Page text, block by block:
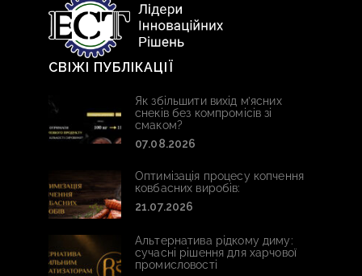
СВІЖІ ПУБЛІКАЦІЇ
Як збільшити вихід м’ясних
снеків без компромісів зі
смаком?
07.08.2026
Оптимізація процесу копчення
ковбасних виробів:
21.07.2026
Альтернатива рідкому диму:
сучасні рішення для харчової
промисловості